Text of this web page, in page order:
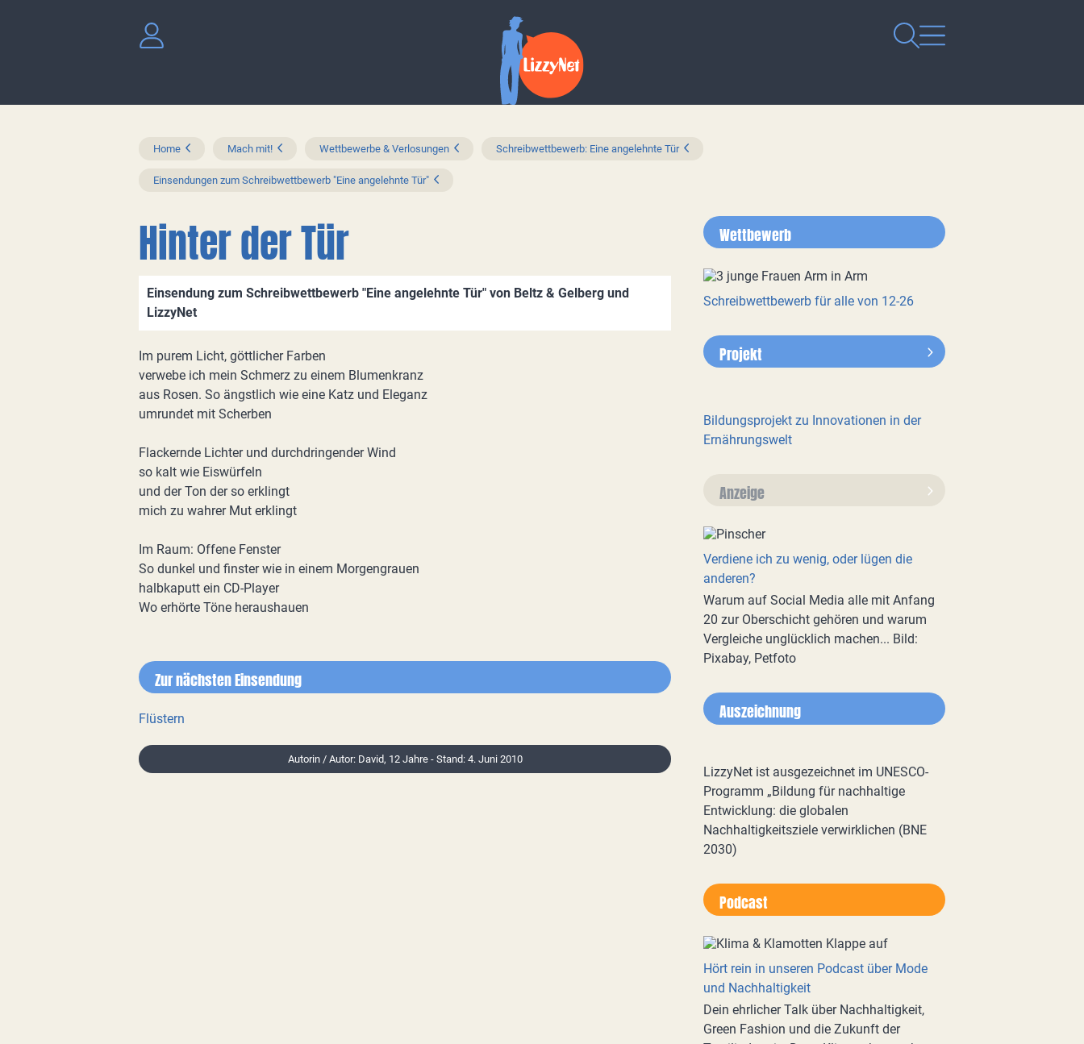
Home Mach mit! Wettbewerbe & Verlosungen Schreibwettbewerb: Eine angelehnte Tür
Einsendungen zum Schreibwettbewerb "Eine angelehnte Tür"
Hinter der Tür
Einsendung zum Schreibwettbewerb "Eine angelehnte Tür" von Beltz & Gelberg und
LizzyNet
Im purem Licht, göttlicher Farben
verwebe ich mein Schmerz zu einem Blumenkranz
aus Rosen. So ängstlich wie eine Katz und Eleganz
umrundet mit Scherben
Flackernde Lichter und durchdringender Wind
so kalt wie Eiswürfeln
und der Ton der so erklingt
mich zu wahrer Mut erklingt
Im Raum: Offene Fenster
So dunkel und finster wie in einem Morgengrauen
halbkaputt ein CD-Player
Wo erhörte Töne heraushauen
Zur nächsten Einsendung
Flüstern
Autorin / Autor: David, 12 Jahre - Stand: 4. Juni 2010
Wettbewerb
Schreibwettbewerb für alle von 12-26
Projekt
Bildungsprojekt zu Innovationen in der
Ernährungswelt
Anzeige
Verdiene ich zu wenig, oder lügen die
anderen?
Warum auf Social Media alle mit Anfang
20 zur Oberschicht gehören und warum
Vergleiche unglücklich machen... Bild:
Pixabay, Petfoto
Auszeichnung
LizzyNet ist ausgezeichnet im UNESCO-
Programm „Bildung für nachhaltige
Entwicklung: die globalen
Nachhaltigkeitsziele verwirklichen (BNE
2030)
Podcast
Hört rein in unseren Podcast über Mode
und Nachhaltigkeit
Dein ehrlicher Talk über Nachhaltigkeit,
Green Fashion und die Zukunft der